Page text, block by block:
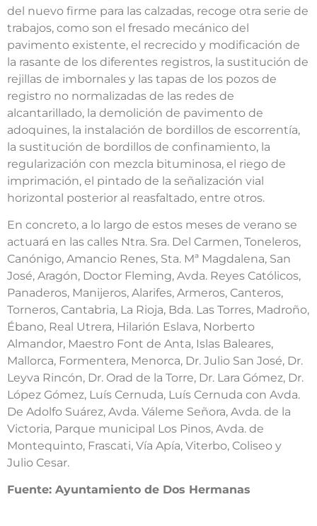
del nuevo firme para las calzadas, recoge otra serie de
trabajos, como son el fresado mecánico del
pavimento existente, el recrecido y modificación de
la rasante de los diferentes registros, la sustitución de
rejillas de imbornales y las tapas de los pozos de
registro no normalizadas de las redes de
alcantarillado, la demolición de pavimento de
adoquines, la instalación de bordillos de escorrentía,
la sustitución de bordillos de confinamiento, la
regularización con mezcla bituminosa, el riego de
imprimación, el pintado de la señalización vial
horizontal posterior al reasfaltado, entre otros.
En concreto, a lo largo de estos meses de verano se
actuará en las calles Ntra. Sra. Del Carmen, Toneleros,
Canónigo, Amancio Renes, Sta. Mª Magdalena, San
José, Aragón, Doctor Fleming, Avda. Reyes Católicos,
Panaderos, Manijeros, Alarifes, Armeros, Canteros,
Torneros, Cantabria, La Rioja, Bda. Las Torres, Madroño,
Ébano, Real Utrera, Hilarión Eslava, Norberto
Almandor, Maestro Font de Anta, Islas Baleares,
Mallorca, Formentera, Menorca, Dr. Julio San José, Dr.
Leyva Rincón, Dr. Orad de la Torre, Dr. Lara Gómez, Dr.
López Gómez, Luís Cernuda, Luís Cernuda con Avda.
De Adolfo Suárez, Avda. Váleme Señora, Avda. de la
Victoria, Parque municipal Los Pinos, Avda. de
Montequinto, Frascati, Vía Apía, Viterbo, Coliseo y
Julio Cesar.
Fuente: Ayuntamiento de Dos Hermanas